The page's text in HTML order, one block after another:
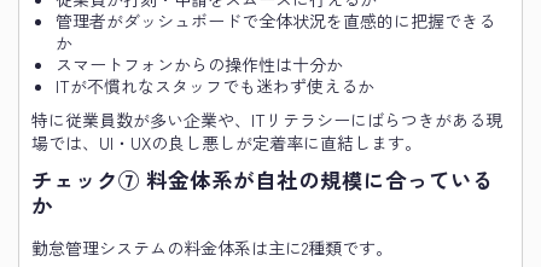
管理者がダッシュボードで全体状況を直感的に把握できる
か
スマートフォンからの操作性は十分か
ITが不慣れなスタッフでも迷わず使えるか
特に従業員数が多い企業や、ITリテラシーにばらつきがある現
場では、UI・UXの良し悪しが定着率に直結します。
チェック⑦ 料金体系が自社の規模に合っている
か
勤怠管理システムの料金体系は主に2種類です。